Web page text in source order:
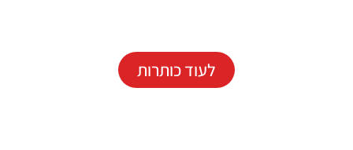
לעוד כותרות